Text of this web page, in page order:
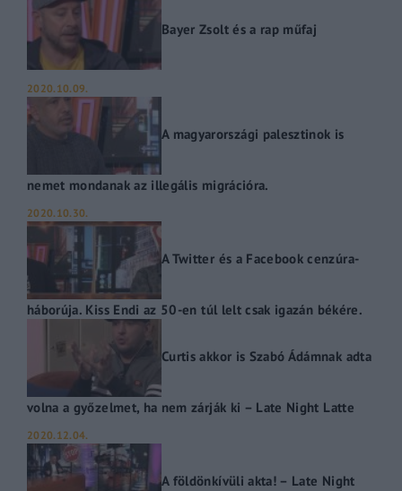
Bayer Zsolt és a rap műfaj
2020.10.09.
A magyarországi palesztinok is
nemet mondanak az illegális migrációra.
2020.10.30.
A Twitter és a Facebook cenzúra-
háborúja. Kiss Endi az 50-en túl lelt csak igazán békére.
Curtis akkor is Szabó Ádámnak adta
volna a győzelmet, ha nem zárják ki – Late Night Latte
2020.12.04.
A földönkívüli akta! – Late Night